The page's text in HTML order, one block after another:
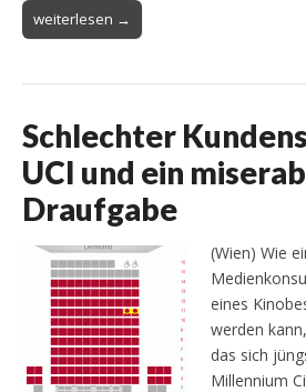
weiterlesen →
Schlechter
UCI und ein
Draufgabe
(Wien) Wie
eines
werden
das sich
Millennium